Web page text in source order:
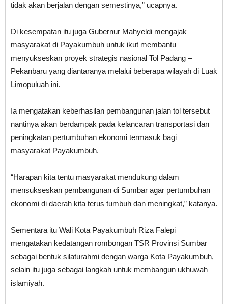
tidak akan berjalan dengan semestinya,” ucapnya.
Di kesempatan itu juga Gubernur Mahyeldi mengajak
masyarakat di Payakumbuh untuk ikut membantu
menyukseskan proyek strategis nasional Tol Padang –
Pekanbaru yang diantaranya melalui beberapa wilayah di Luak
Limopuluah ini.
Ia mengatakan keberhasilan pembangunan jalan tol tersebut
nantinya akan berdampak pada kelancaran transportasi dan
peningkatan pertumbuhan ekonomi termasuk bagi
masyarakat Payakumbuh.
“Harapan kita tentu masyarakat mendukung dalam
mensukseskan pembangunan di Sumbar agar pertumbuhan
ekonomi di daerah kita terus tumbuh dan meningkat,” katanya.
Sementara itu Wali Kota Payakumbuh Riza Falepi
mengatakan kedatangan rombongan TSR Provinsi Sumbar
sebagai bentuk silaturahmi dengan warga Kota Payakumbuh,
selain itu juga sebagai langkah untuk membangun ukhuwah
islamiyah.